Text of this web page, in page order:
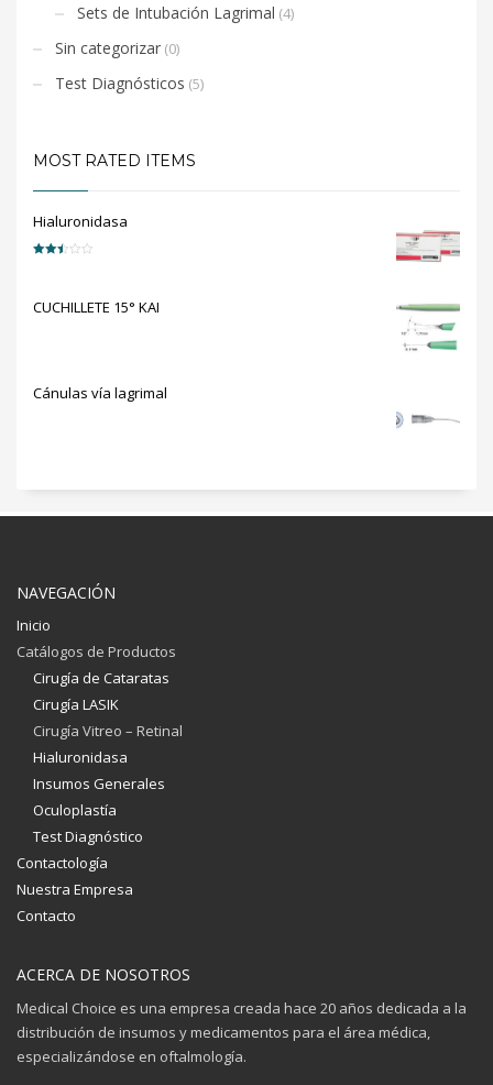
Sets de Intubación Lagrimal (4)
Sin categorizar (0)
Test Diagnósticos (5)
MOST RATED ITEMS
Hialuronidasa
CUCHILLETE 15° KAI
Cánulas vía lagrimal
NAVEGACIÓN
Inicio
Catálogos de Productos
Cirugía de Cataratas
Cirugía LASIK
Cirugía Vitreo – Retinal
Hialuronidasa
Insumos Generales
Oculoplastía
Test Diagnóstico
Contactología
Nuestra Empresa
Contacto
ACERCA DE NOSOTROS
Medical Choice es una empresa creada hace 20 años dedicada a la
distribución de insumos y medicamentos para el área médica,
especializándose en oftalmología.